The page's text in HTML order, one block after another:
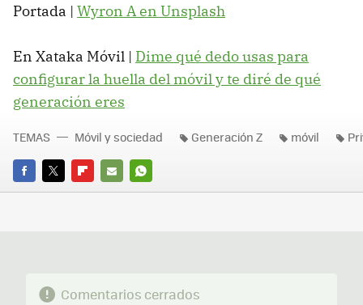
Portada | Wyron A en Unsplash
En Xataka Móvil | Dime qué dedo usas para
configurar la huella del móvil y te diré de qué
generación eres
FACEBOOK
TWITTERFLIPBOARD
E-
WHATSAPP
TEMAS Móvil y sociedad Generación Z móvil
Comentarios cerrados